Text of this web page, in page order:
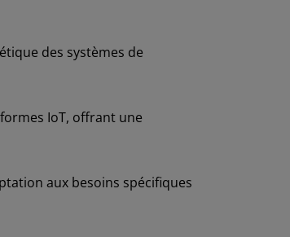
des systèmes de
IoT, offrant une
aux besoins spécifiques